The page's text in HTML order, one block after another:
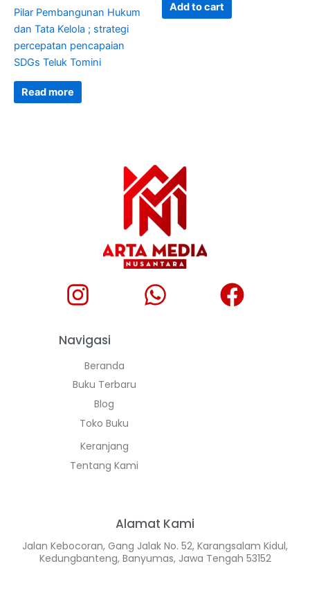
Pilar Pembangunan Hukum
dan Tata Kelola ; strategi
percepatan pencapaian
SDGs Teluk Tomini
Read more
Add to cart
Navigasi
Beranda
Buku Terbaru
Blog
Toko Buku
Keranjang
Tentang Kami
Alamat Kami
Jalan Kebocoran, Gang Jalak No. 52, Karangsalam Kidul,
Kedungbanteng, Banyumas, Jawa Tengah 53152